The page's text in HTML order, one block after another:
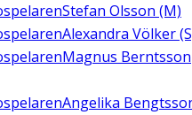
Stefan Olsson (M)
Alexandra Völker
Magnus Berntsson
Angelika